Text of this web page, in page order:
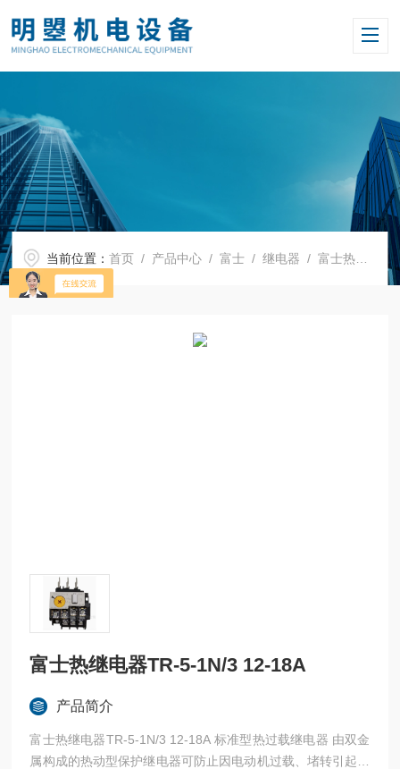
当前位置：首页 / 产品中心 /富士 /继电器 / 富士热继电器TR-5-1N/3 12-18A
富士热继电器TR-5-1N/3 12-18A
产品简介
富士热继电器TR-5-1N/3 12-18A 标准型热过载继电器 由双金
属构成的热动型保护继电器可防止因电动机过载、堵转引起的